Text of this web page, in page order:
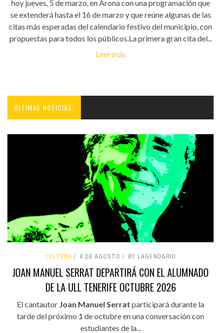
hoy jueves, 5 de marzo, en Arona con una programación que
se extenderá hasta el 16 de marzo y que reúne algunas de las
citas más esperadas del calendario festivo del municipio, con
propuestas para todos los públicos.La primera gran cita del...
Leer más
ÚLTIMAS NOTICIAS'
CULTURA 8 DE AGOSTO BY LAGENDARIO
JOAN MANUEL SERRAT DEPARTIRÁ CON EL ALUMNADO
DE LA ULL TENERIFE OCTUBRE 2026
El cantautor Joan Manuel Serrat participará durante la
tarde del próximo 1 de octubre en una conversación con
estudiantes de la...